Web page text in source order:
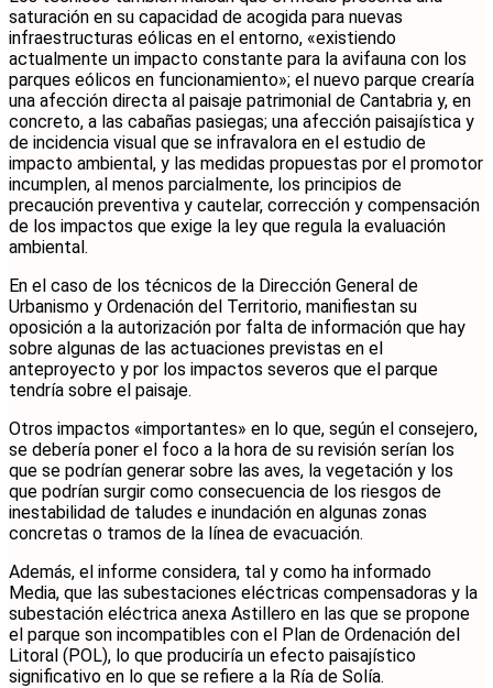
saturación en su capacidad de acogida para nuevas
infraestructuras eólicas en el entorno, «existiendo
actualmente un impacto constante para la avifauna con los
parques eólicos en funcionamiento»; el nuevo parque crearía
una afección directa al paisaje patrimonial de Cantabria y, en
concreto, a las cabañas pasiegas; una afección paisajística y
de incidencia visual que se infravalora en el estudio de
impacto ambiental, y las medidas propuestas por el promotor
incumplen, al menos parcialmente, los principios de
precaución preventiva y cautelar, corrección y compensación
de los impactos que exige la ley que regula la evaluación
ambiental.
En el caso de los técnicos de la Dirección General de
Urbanismo y Ordenación del Territorio, manifiestan su
oposición a la autorización por falta de información que hay
sobre algunas de las actuaciones previstas en el
anteproyecto y por los impactos severos que el parque
tendría sobre el paisaje.
Otros impactos «importantes» en lo que, según el consejero,
se debería poner el foco a la hora de su revisión serían los
que se podrían generar sobre las aves, la vegetación y los
que podrían surgir como consecuencia de los riesgos de
inestabilidad de taludes e inundación en algunas zonas
concretas o tramos de la línea de evacuación.
Además, el informe considera, tal y como ha informado
Media, que las subestaciones eléctricas compensadoras y la
subestación eléctrica anexa Astillero en las que se propone
el parque son incompatibles con el Plan de Ordenación del
Litoral (POL), lo que produciría un efecto paisajístico
significativo en lo que se refiere a la Ría de Solía.